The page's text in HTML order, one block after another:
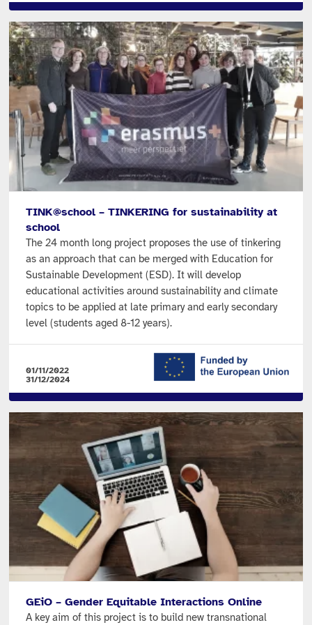
TINK@school – TINKERING for sustainability at
school
The 24 month long project proposes the use of tinkering
as an approach that can be merged with Education for
Sustainable Development (ESD). It will develop
educational activities around sustainability and climate
topics to be applied at late primary and early secondary
level (students aged 8-12 years).
01/11/2022
31/12/2024
GEiO – Gender Equitable Interactions Online
A key aim of this project is to build new transnational